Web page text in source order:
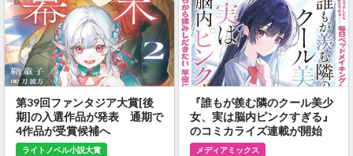
第39回ファンタジア大賞[後
期]の入選作品が発表 通期で
4作品が受賞候補へ
ライトノベル小説大賞
『誰もが羨む隣のクール美少
女、実は脳内ピンクすぎる』
のコミカライズ連載が開始
メディアミックス